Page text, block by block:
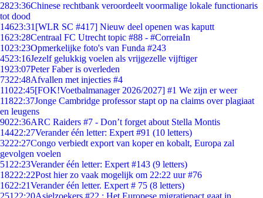
2823:36Chinese rechtbank veroordeelt voormalige lokale functionaris
tot dood
14623:31 [WLR SC #417] Nieuw deel openen was kaputt
1623:28Centraal FC Utrecht topic #88 - #CorreiaIn
1023:23Opmerkelijke foto's van Funda #243
4523:16Jezelf gelukkig voelen als vrijgezelle vijftiger
1923:07Peter Faber is overleden
7322:48Afvallen met injecties #4
11022:45[FOK!Voetbalmanager 2026/2027] #1 We zijn er weer
11822:37Jonge Cambridge professor stapt op na claims over plagiaat
en leugens
9022:36ARC Raiders #7 - Don’t forget about Stella Montis
14422:27Verander één letter: Expert #91 (10 letters)
3222:27Congo verbiedt export van koper en kobalt, Europa zal
gevolgen voelen
51 22:23Verander één letter: Expert #143 (9 letters)
18222:22Post hier zo vaak mogelijk om 22:22 uur #76
1622:21Verander één letter. Expert # 75 (8 letters)
251 22:20Asielzoekers #22 : Het Europese migratiepact gaat in